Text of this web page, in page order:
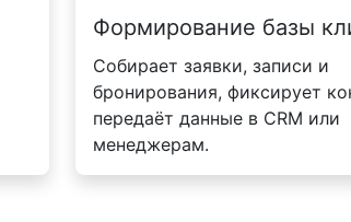
Формирование базы
Собирает заявки, записи и
бронирования, фиксирует
передаёт данные в CRM или
менеджерам.